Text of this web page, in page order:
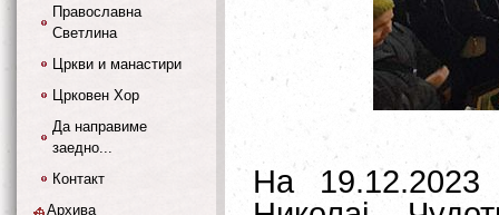
На 19.12.2023
Православна
Светлина
Цркви и манастири
Црковен Хор
Да направиме
заедно...
Контакт
Архива